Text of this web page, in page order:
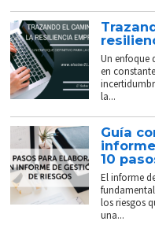
Un enfoque
en
la...
Guía
10
El informe
los riesgos
una...